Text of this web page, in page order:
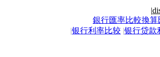
|
銀行匯率比較換算
|银行利率比较 |银行贷款